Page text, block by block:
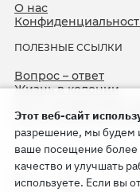
О нас
ПОЛЕЗНЫЕ ССЫЛКИ
Вопрос – ответ
Жизнь в колонии
75-я годовщина
Этот веб-сайт
разрешение, мы будем
ваше посещение
качество и улучшать
используете. Если вы